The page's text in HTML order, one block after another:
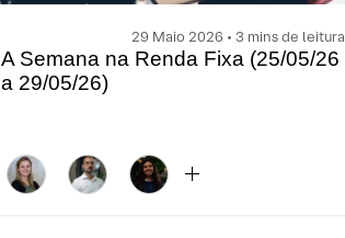
29 Maio 2026 • 3 mins de leitura
A Semana na Renda Fixa (25/05/26
a 29/05/26)